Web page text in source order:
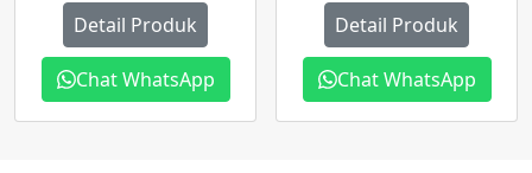
Detail Produk
Chat WhatsApp
Rp99.900.
Detail Produk
Chat WhatsApp